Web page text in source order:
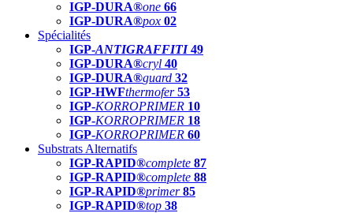
IGP-DURA®one 66
IGP-DURA®pox 02
Spécialités
IGP-ANTIGRAFFITI49
IGP-DURA®cryl 40
IGP-DURA®guard 32
IGP-HWFthermofer 53
IGP-KORROPRIMER 10
IGP-KORROPRIMER 18
IGP-KORROPRIMER 60
Substrats Alternatifs
IGP-RAPID®complete 87
IGP-RAPID®complete 88
IGP-RAPID®primer 85
IGP-RAPID®top 38